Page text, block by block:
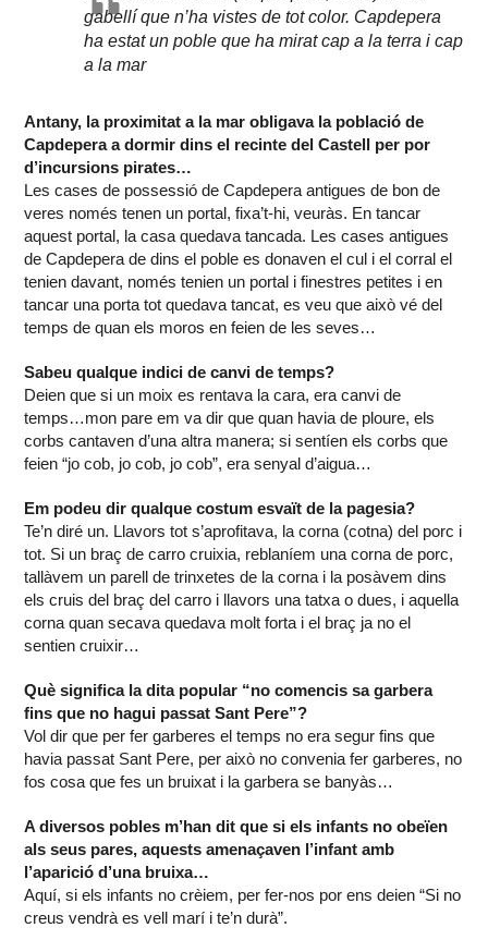
gabellí que n’ha vistes de tot color. Capdepera
ha estat un poble que ha mirat cap a la terra i cap
a la mar
Antany, la proximitat a la mar obligava la població de
Capdepera a dormir dins el recinte del Castell per por
d’incursions pirates…
Les cases de possessió de Capdepera antigues de bon de
veres només tenen un portal, fixa’t-hi, veuràs. En tancar
aquest portal, la casa quedava tancada. Les cases antigues
de Capdepera de dins el poble es donaven el cul i el corral el
tenien davant, només tenien un portal i finestres petites i en
tancar una porta tot quedava tancat, es veu que això vé del
temps de quan els moros en feien de les seves…
Sabeu qualque indici de canvi de temps?
Deien que si un moix es rentava la cara, era canvi de
temps…mon pare em va dir que quan havia de ploure, els
corbs cantaven d’una altra manera; si sentíen els corbs que
feien “jo cob, jo cob, jo cob”, era senyal d’aigua…
Em podeu dir qualque costum esvaït de la pagesia?
Te’n diré un. Llavors tot s’aprofitava, la corna (cotna) del porc i
tot. Si un braç de carro cruixia, reblaníem una corna de porc,
tallàvem un parell de trinxetes de la corna i la posàvem dins
els cruis del braç del carro i llavors una tatxa o dues, i aquella
corna quan secava quedava molt forta i el braç ja no el
sentien cruixir…
Què significa la dita popular “no comencis sa garbera
fins que no hagui passat Sant Pere”?
Vol dir que per fer garberes el temps no era segur fins que
havia passat Sant Pere, per això no convenia fer garberes, no
fos cosa que fes un bruixat i la garbera se banyàs…
A diversos pobles m’han dit que si els infants no obeïen
als seus pares, aquests amenaçaven l’infant amb
l’aparició d’una bruixa…
Aquí, si els infants no crèiem, per fer-nos por ens deien “Si no
creus vendrà es vell marí i te’n durà”.